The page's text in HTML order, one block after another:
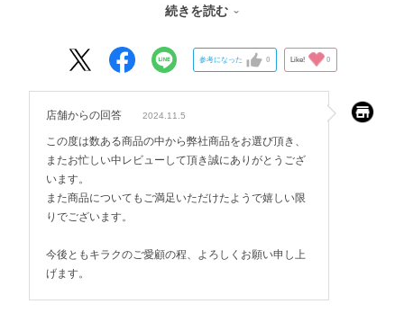
ります、宜しくお願いします。続きを読む
参考になった 0 Like! 0
店舗からの回答 2024.11.5
この度は数ある商品の中から弊社商品をお選び頂き、
またお忙しい中レビューして頂き誠にありがとうござ
います。
また商品についてもご満足いただけたようで嬉しい限
りでございます。
今後ともキラクのご愛顧の程、よろしくお願い申し上
げます。